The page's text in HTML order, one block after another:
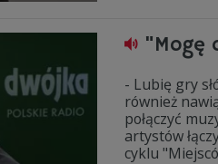
"Mogę
- Lubię gry
również
połączyć
artystów
cyklu